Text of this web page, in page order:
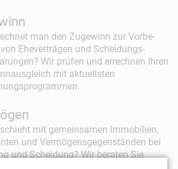
man den Zugewinn zur Vorbe­
Eheverträgen und Scheidungs­
Wir prüfen und errechnen Ihren
mit aktuellsten
mit gemeinsamen Immobilien,
und Vermögensgegenständen bei
und Scheidung? Wir beraten Sie